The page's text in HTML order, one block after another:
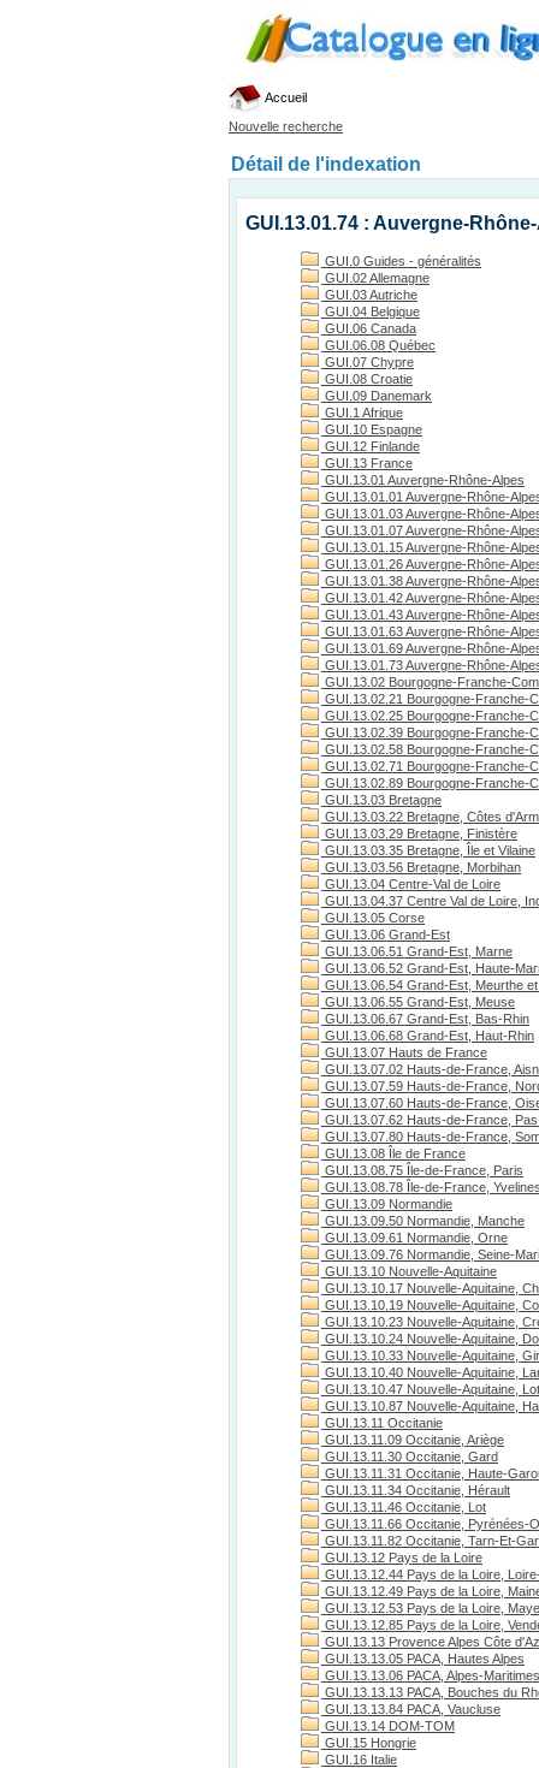
Accueil
Nouvelle recherche
Détail de l'indexation
GUI.13.01.74 : Auvergne-
GUI.0 Guides - généralités
GUI.02 Allemagne
GUI.03 Autriche
GUI.04 Belgique
GUI.06 Canada
GUI.06.08 Québec
GUI.07 Chypre
GUI.08 Croatie
GUI.09 Danemark
GUI.1 Afrique
GUI.10 Espagne
GUI.12 Finlande
GUI.13 France
GUI.13.01 Auvergne-Rhône-Alpes
GUI.13.01.01 Auvergne-Rhône-
GUI.13.01.03 Auvergne-Rhône-
GUI.13.01.07 Auvergne-Rhône-
GUI.13.01.15 Auvergne-Rhône-
GUI.13.01.26 Auvergne-Rhône-
GUI.13.01.38 Auvergne-Rhône-
GUI.13.01.42 Auvergne-Rhône-
GUI.13.01.43 Auvergne-Rhône-
GUI.13.01.63 Auvergne-Rhône-
GUI.13.01.69 Auvergne-Rhône-
GUI.13.01.73 Auvergne-Rhône-
GUI.13.02 Bourgogne-Franche-
GUI.13.02.21 Bourgogne-Franche-
GUI.13.02.25 Bourgogne-Franche-
GUI.13.02.39 Bourgogne-Franche-
GUI.13.02.58 Bourgogne-Franche-
GUI.13.02.71 Bourgogne-Franche-
GUI.13.02.89 Bourgogne-Franche-
GUI.13.03 Bretagne
GUI.13.03.22 Bretagne, Côtes
GUI.13.03.29 Bretagne, Finistère
GUI.13.03.35 Bretagne, Île et Vilaine
GUI.13.03.56 Bretagne, Morbihan
GUI.13.04 Centre-Val de Loire
GUI.13.04.37 Centre Val de Loire,
GUI.13.05 Corse
GUI.13.06 Grand-Est
GUI.13.06.51 Grand-Est, Marne
GUI.13.06.52 Grand-Est, Haute-
GUI.13.06.54 Grand-Est, Meurthe
GUI.13.06.55 Grand-Est, Meuse
GUI.13.06.67 Grand-Est, Bas-Rhin
GUI.13.06.68 Grand-Est, Haut-Rhin
GUI.13.07 Hauts de France
GUI.13.07.02 Hauts-de-France,
GUI.13.07.59 Hauts-de-France,
GUI.13.07.60 Hauts-de-France,
GUI.13.07.62 Hauts-de-France,
GUI.13.07.80 Hauts-de-France,
GUI.13.08 Île de France
GUI.13.08.75 Île-de-France, Paris
GUI.13.08.78 Île-de-France,
GUI.13.09 Normandie
GUI.13.09.50 Normandie, Manche
GUI.13.09.61 Normandie, Orne
GUI.13.09.76 Normandie, Seine-
GUI.13.10 Nouvelle-Aquitaine
GUI.13.10.17 Nouvelle-Aquitaine,
GUI.13.10.19 Nouvelle-Aquitaine,
GUI.13.10.23 Nouvelle-Aquitaine,
GUI.13.10.24 Nouvelle-Aquitaine,
GUI.13.10.33 Nouvelle-Aquitaine,
GUI.13.10.40 Nouvelle-Aquitaine,
GUI.13.10.47 Nouvelle-Aquitaine,
GUI.13.10.87 Nouvelle-Aquitaine,
GUI.13.11 Occitanie
GUI.13.11.09 Occitanie, Ariège
GUI.13.11.30 Occitanie, Gard
GUI.13.11.31 Occitanie, Haute-
GUI.13.11.34 Occitanie, Hérault
GUI.13.11.46 Occitanie, Lot
GUI.13.11.66 Occitanie, Pyrénées-
GUI.13.11.82 Occitanie, Tarn-Et-
GUI.13.12 Pays de la Loire
GUI.13.12.44 Pays de la Loire,
GUI.13.12.49 Pays de la Loire,
GUI.13.12.53 Pays de la Loire,
GUI.13.12.85 Pays de la Loire,
GUI.13.13 Provence Alpes Côte
GUI.13.13.05 PACA, Hautes Alpes
GUI.13.13.06 PACA, Alpes-Maritimes
GUI.13.13.13 PACA, Bouches du
GUI.13.13.84 PACA, Vaucluse
GUI.13.14 DOM-TOM
GUI.15 Hongrie
GUI.16 Italie